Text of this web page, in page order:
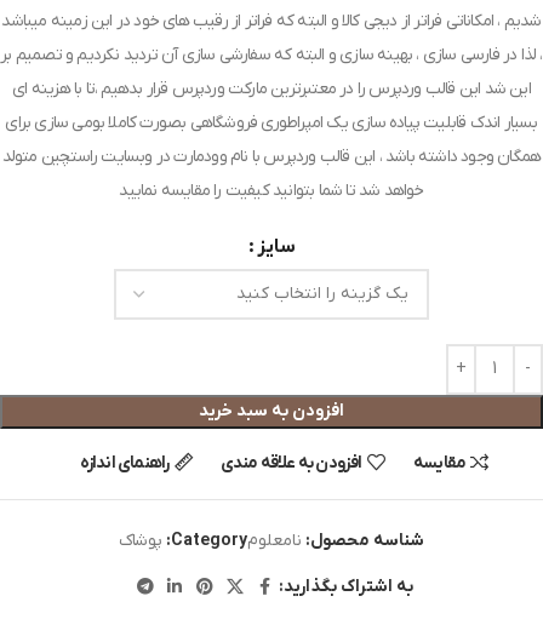
شدیم ، امکاناتی فراتر از دیجی کالا و البته که فراتر از رقیب های خود در این زمینه میباشد
، لذا در فارسی سازی ، بهینه سازی و البته که سفارشی سازی آن تردید نکردیم و تصمیم بر
این شد این قالب وردپرس را در معتبرترین مارکت وردپرس قرار بدهیم ،تا با هزینه ای
بسیار اندک قابلیت پیاده سازی یک امپراطوری فروشگاهی بصورت کاملا بومی سازی برای
همگان وجود داشته باشد ، این قالب وردپرس با نام وودمارت در وبسایت راستچین متولد
خواهد شد تا شما بتوانید کیفیت را مقایسه نمایید
سایز
افزودن به سبد خرید
مقایسه افزودن به علاقه مندی راهنمای اندازه
شناسه محصول: نامعلومCategory: پوشاک
به اشتراک بگذارید: